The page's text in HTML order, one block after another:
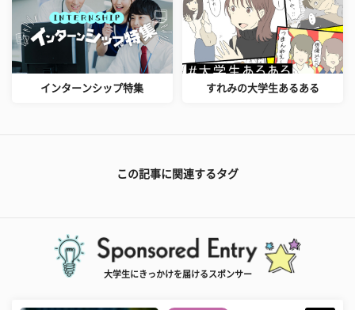
インターンシップ特集 すれみの大学生あるある
この記事に関連するタグ
大学生にきっかけを届けるスポンサー